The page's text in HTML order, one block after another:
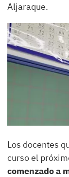
Aljaraque.
Los docentes
curso el
comenzado a